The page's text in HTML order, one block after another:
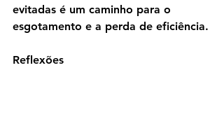
evitadas é um caminho para o
esgotamento e a perda de eficiência.
Reflexões